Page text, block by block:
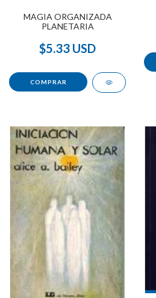
MAGIA ORGANIZADA
PLANETARIA
$5.33 USD